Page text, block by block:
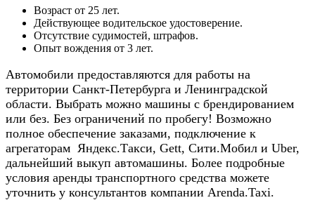
Возраст от 25 лет.
Действующее водительское удостоверение.
Отсутствие судимостей, штрафов.
Опыт вождения от 3 лет.
Автомобили предоставляются для работы на
территории Санкт-Петербурга и Ленинградской
области. Выбрать можно машины с брендированием
или без. Без ограничений по пробегу! Возможно
полное обеспечение заказами, подключение к
агрегаторам Яндекс.Такси, Gett, Сити.Мобил и Uber,
дальнейший выкуп автомашины. Более подробные
условия аренды транспортного средства можете
уточнить у консультантов компании Arenda.Taxi.